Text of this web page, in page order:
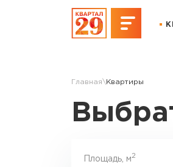
Главная Квартиры
Площадь, м2